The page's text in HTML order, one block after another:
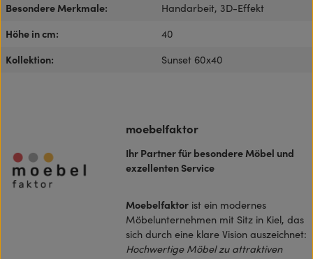
Besondere Merkmale:
Handarbeit, 3D-Effekt
Höhe in cm:
40
Kollektion:
Sunset 60x40
moebelfaktor
Ihr Partner für besondere Möbel und
exzellenten Service
Moebelfaktor ist ein modernes
Möbelunternehmen mit Sitz in Kiel, das
sich durch eine klare Vision auszeichnet:
Hochwertige Möbel zu attraktiven